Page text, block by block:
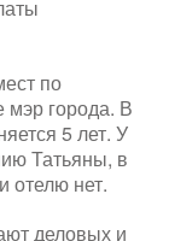
по
мэр города. В
5 лет. У
Татьяны, в
отелю нет.
деловых и